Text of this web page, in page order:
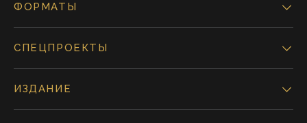
ФОРМАТЫ
СПЕЦПРОЕКТЫ
ИЗДАНИЕ